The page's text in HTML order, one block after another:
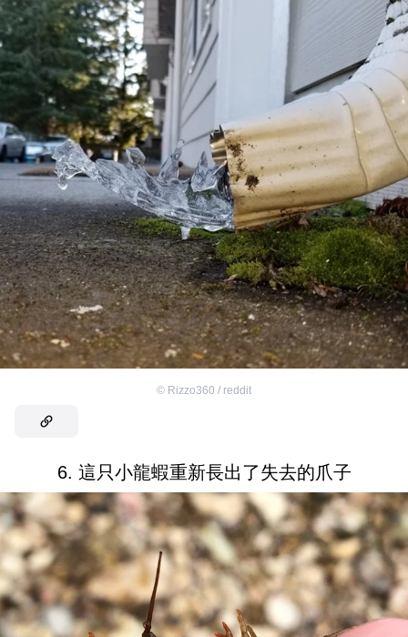
© Rizzo360 / reddit
6. 這只小龍蝦重新長出了失去的爪子